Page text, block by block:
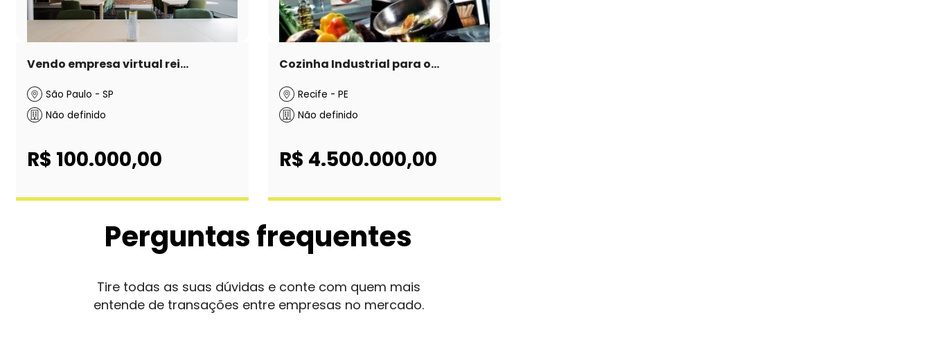
Vendo empresa virtual rei...
São Paulo - SP
Não definido
R$ 100.000,00
Cozinha Industrial para o...
Recife - PE
Não definido
R$ 4.500.000,00
Perguntas frequentes
Tire todas as suas dúvidas e conte com quem mais
entende de transações entre empresas no mercado.